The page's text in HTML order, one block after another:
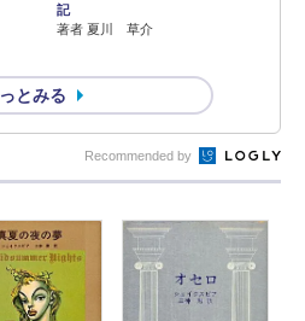
記
著者 夏川 草介
とみる
Recommended by